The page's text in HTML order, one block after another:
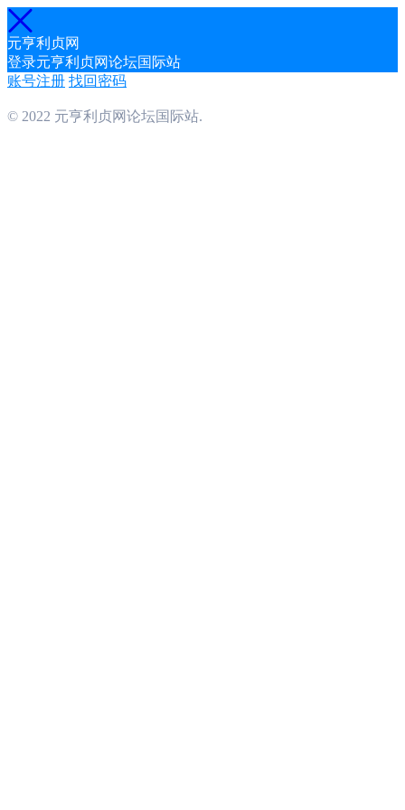
元亨利贞网
登录元亨利贞网论坛国际站
账号注册 找回密码
© 2022 元亨利贞网论坛国际站.